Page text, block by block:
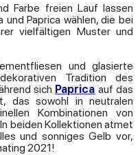
Farbe freien Lauf lassen
Paprica wählen, die bei
vielfältigen Muster und
und glasierte
Tradition des
sich Paprica auf das
das sowohl in neutralen
Kombinationen von
beiden Kollektionen atmet
und sonniges Gelb vor,
2021!